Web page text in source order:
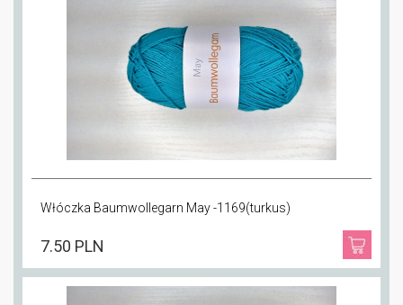
Włóczka Baumwollegarn May -1169(turkus)
7.50 PLN